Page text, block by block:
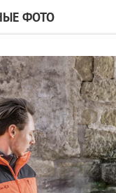
ФОТО